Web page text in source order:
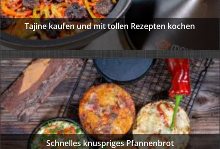
Tajine kaufen und mit tollen Rezepten kochen
Schnelles knuspriges Pfannenbrot